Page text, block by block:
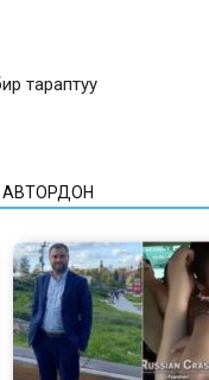
тараптуу